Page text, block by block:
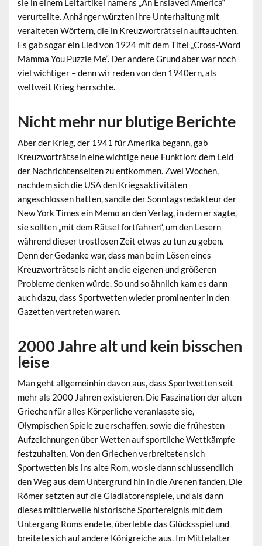
sie in einem Leitartikel namens „An Enslaved America“
verurteilte. Anhänger würzten ihre Unterhaltung mit
veralteten Wörtern, die in Kreuzworträtseln auftauchten.
Es gab sogar ein Lied von 1924 mit dem Titel „Cross-Word
Mamma You Puzzle Me“. Der andere Grund aber war noch
viel wichtiger – denn wir reden von den 1940ern, als
weltweit Krieg herrschte.
Nicht mehr nur blutige Berichte
Aber der Krieg, der 1941 für Amerika begann, gab
Kreuzworträtseln eine wichtige neue Funktion: dem Leid
der Nachrichtenseiten zu entkommen. Zwei Wochen,
nachdem sich die USA den Kriegsaktivitäten
angeschlossen hatten, sandte der Sonntagsredakteur der
New York Times ein Memo an den Verlag, in dem er sagte,
sie sollten „mit dem Rätsel fortfahren“, um den Lesern
während dieser trostlosen Zeit etwas zu tun zu geben.
Denn der Gedanke war, dass man beim Lösen eines
Kreuzworträtsels nicht an die eigenen und größeren
Probleme denken würde. So und so ähnlich kam es dann
auch dazu, dass Sportwetten wieder prominenter in den
Gazetten vertreten waren.
2000 Jahre alt und kein bisschen
leise
Man geht allgemeinhin davon aus, dass Sportwetten seit
mehr als 2000 Jahren existieren. Die Faszination der alten
Griechen für alles Körperliche veranlasste sie,
Olympischen Spiele zu erschaffen, sowie die frühesten
Aufzeichnungen über Wetten auf sportliche Wettkämpfe
festzuhalten. Von den Griechen verbreiteten sich
Sportwetten bis ins alte Rom, wo sie dann schlussendlich
den Weg aus dem Untergrund hin in die Arenen fanden. Die
Römer setzten auf die Gladiatorenspiele, und als dann
dieses mittlerweile historische Sportereignis mit dem
Untergang Roms endete, überlebte das Glücksspiel und
breitete sich auf andere Königreiche aus. Im Mittelalter